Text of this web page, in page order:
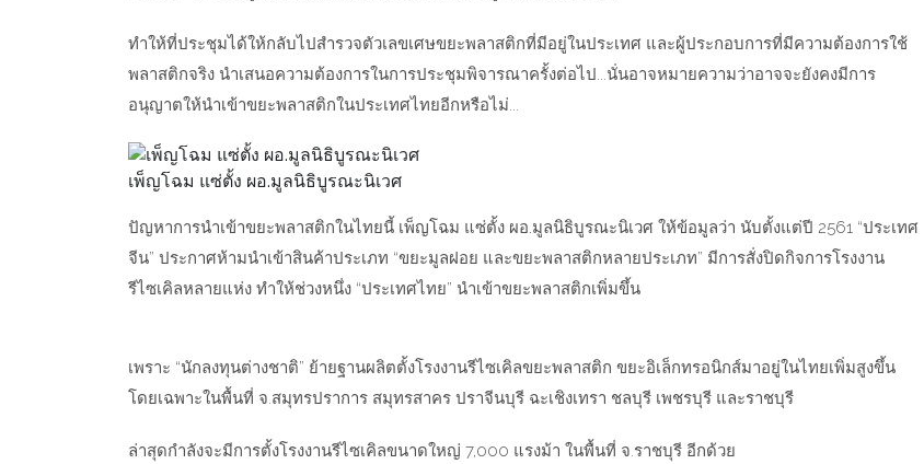
ทำให้ที่ประชุมได้ให้กลับไปสำรวจตัวเลขเศษขยะพลาสติกที่มีอยู่ในประเทศ และผู้ประกอบการที่มีความต้องการใช้
พลาสติกจริง นำเสนอความต้องการในการประชุมพิจารณาครั้งต่อไป...นั่นอาจหมายความว่าอาจจะยังคงมีการ
อนุญาตให้นำเข้าขยะพลาสติกในประเทศไทยอีกหรือไม่...
เพ็ญโฉม แซ่ตั้ง ผอ.มูลนิธิบูรณะนิเวศ
ปัญหาการนำเข้าขยะพลาสติกในไทยนี้ เพ็ญโฉม แซ่ตั้ง ผอ.มูลนิธิบูรณะนิเวศ ให้ข้อมูลว่า นับตั้งแต่ปี 2561 “ประเทศ
จีน” ประกาศห้ามนำเข้าสินค้าประเภท “ขยะมูลฝอย และขยะพลาสติกหลายประเภท” มีการสั่งปิดกิจการโรงงาน
รีไซเคิลหลายแห่ง ทำให้ช่วงหนึ่ง “ประเทศไทย” นำเข้าขยะพลาสติกเพิ่มขึ้น
เพราะ “นักลงทุนต่างชาติ” ย้ายฐานผลิตตั้งโรงงานรีไซเคิลขยะพลาสติก ขยะอิเล็กทรอนิกส์มาอยู่ในไทยเพิ่มสูงขึ้น
โดยเฉพาะในพื้นที่ จ.สมุทรปราการ สมุทรสาคร ปราจีนบุรี ฉะเชิงเทรา ชลบุรี เพชรบุรี และราชบุรี
ล่าสุดกำลังจะมีการตั้งโรงงานรีไซเคิลขนาดใหญ่ 7,000 แรงม้า ในพื้นที่ จ.ราชบุรี อีกด้วย